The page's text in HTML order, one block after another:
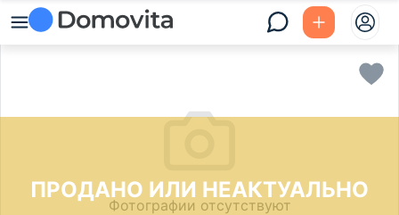
ПРОДАНО ИЛИ НЕАКТУАЛЬНО
Фотографии отсутствуют